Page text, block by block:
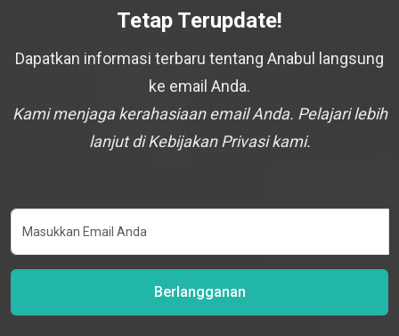
Tetap Terupdate!
Dapatkan informasi terbaru tentang Anabul langsung
ke email Anda.
Kami menjaga kerahasiaan email Anda. Pelajari lebih
lanjut di Kebijakan Privasi kami.
Berlangganan